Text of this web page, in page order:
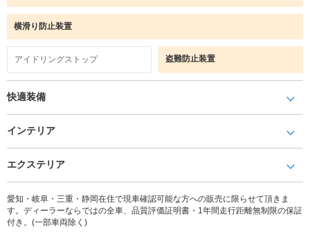
横滑り防止装置
アイドリングストップ 盗難防止装置
快適装備
インテリア
エクステリア
愛知・岐阜・三重・静岡在住で現車確認可能な方への販売に限らせて頂きま
す。ディーラーならではの全車、品質評価証明書・1年間走行距離無制限の保証
付き。(一部車両除く)